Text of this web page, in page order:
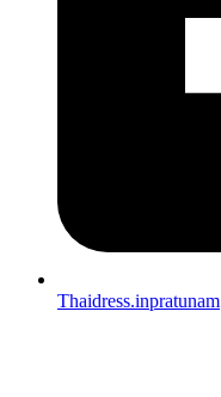
Thaidress.inpratunam